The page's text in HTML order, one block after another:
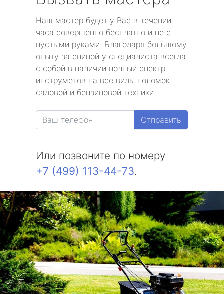
Наш мастер будет у Вас в течении
часа совершенно бесплатно и не с
пустыми руками. Благодаря большому
опыту за спиной у специалиста всегда
с собой в наличии полный спектр
инструметов на все виды поломок
садовой и бензиновой техники.
Отправить
Или позвоните по номеру
+7 (499) 113-44-73.